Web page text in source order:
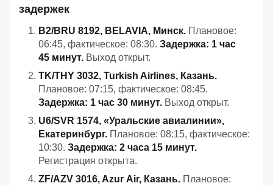
задержек
B2/BRU 8192, BELAVIA, Минск. Плановое:
06:45, фактическое: 08:30. Задержка: 1 час
45 минут. Выход открыт.
TK/THY 3032, Turkish Airlines, Казань.
Плановое: 07:15, фактическое: 08:45.
Задержка: 1 час 30 минут. Выход открыт.
U6/SVR 1574, «Уральские авиалинии»,
Екатеринбург. Плановое: 08:15, фактическое:
10:30. Задержка: 2 часа 15 минут.
Регистрация открыта.
ZF/AZV 3016, Azur Air, Казань. Плановое: